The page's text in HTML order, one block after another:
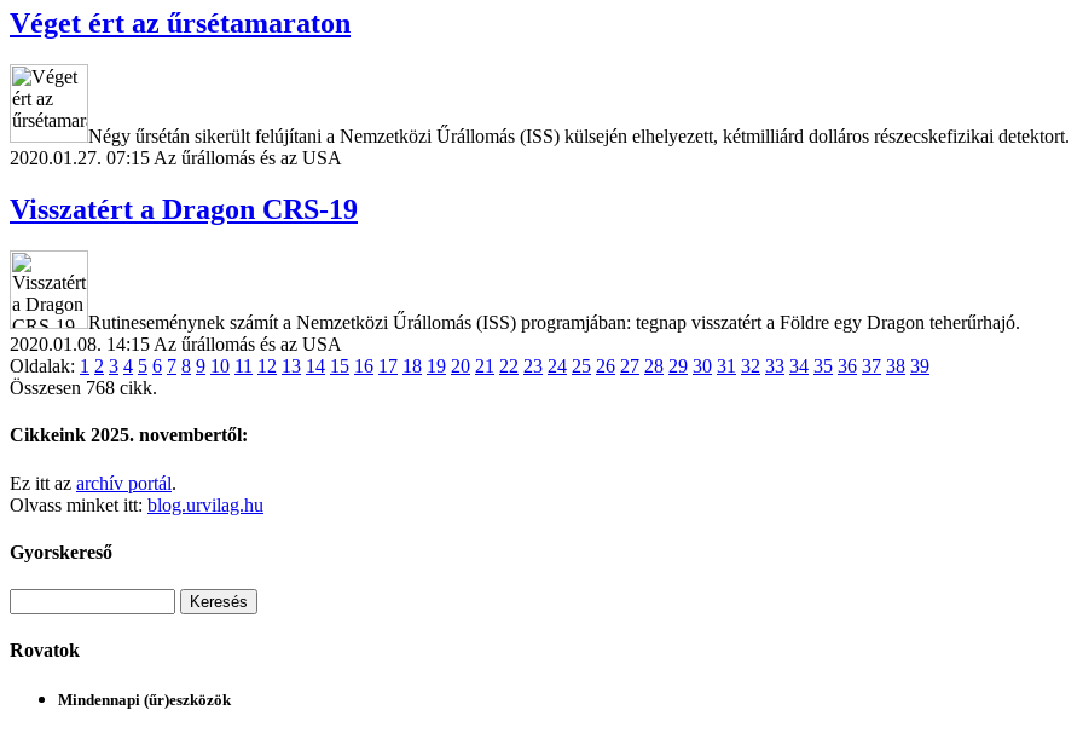
Véget ért az űrsétamaraton
Négy űrsétán sikerült felújítani a Nemzetközi Űrállomás (ISS) külsején elhelyezett, kétmilliárd dolláros részecskefizikai detektort.
2020.01.27. 07:15 Az űrállomás és az USA
Visszatért a Dragon CRS-19
Rutineseménynek számít a Nemzetközi Űrállomás (ISS) programjában: tegnap visszatért a Földre egy Dragon teherűrhajó.
2020.01.08. 14:15 Az űrállomás és az USA
Oldalak: 1 2 3 4 5 6 7 8 9 10 11 12 13 14 15 16 17 18 19 20 21 22 23 24 25 26 27 28 29 30 31 32 33 34 35 36 37 38 39
Összesen 768 cikk.
Cikkeink 2025. novembertől:
Ez itt az archív portál.
Olvass minket itt: blog.urvilag.hu
Gyorskereső
Rovatok
Mindennapi (űr)eszközök